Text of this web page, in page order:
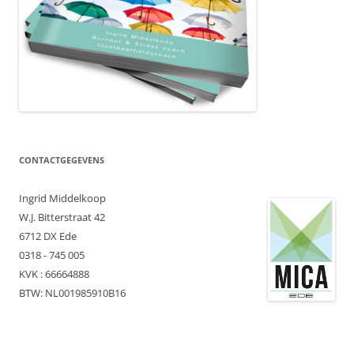
CONTACTGEGEVENS
Ingrid Middelkoop
W.J. Bitterstraat 42
6712 DX Ede
0318 - 745 005
KVK : 66664888
BTW: NL001985910B16